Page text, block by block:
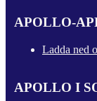
APOLLO-
Ladda ned
APOLLO I